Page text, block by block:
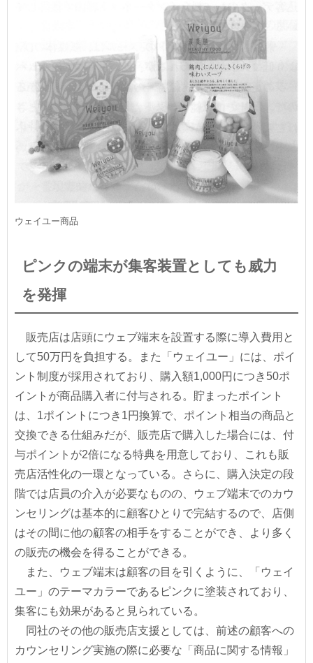
ウェイユー商品
ピンクの端末が集客装置としても威力
を発揮
販売店は店頭にウェブ端末を設置する際に導入費用と
して50万円を負担する。また「ウェイユー」には、ポイ
ント制度が採用されており、購入額1,000円につき50ポ
イントが商品購入者に付与される。貯まったポイント
は、1ポイントにつき1円換算で、ポイント相当の商品と
交換できる仕組みだが、販売店で購入した場合には、付
与ポイントが2倍になる特典を用意しており、これも販
売店活性化の一環となっている。さらに、購入決定の段
階では店員の介入が必要なものの、ウェブ端末でのカウ
ンセリングは基本的に顧客ひとりで完結するので、店側
はその間に他の顧客の相手をすることができ、より多く
の販売の機会を得ることができる。
また、ウェブ端末は顧客の目を引くように、「ウェイ
ユー」のテーマカラーであるピンクに塗装されており、
集客にも効果があると見られている。
同社のその他の販売店支援としては、前述の顧客への
カウンセリング実施の際に必要な「商品に関する情報」